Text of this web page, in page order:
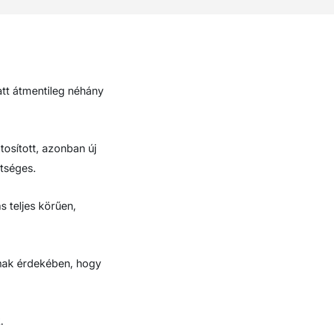
átmentileg néhány
azonban új
teljes körűen,
érdekében, hogy